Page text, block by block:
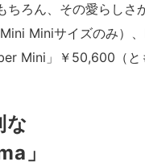
ろん、その愛らしさ
Miniサイズのみ）
Mini」￥50,600（と
な
」